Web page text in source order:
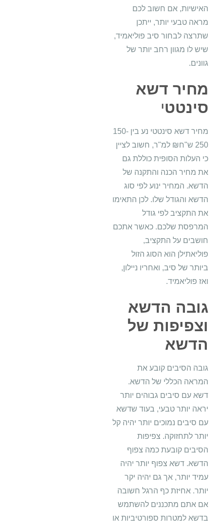
האישיות, אם חשוב לכם
מראה טבעי יותר, ייתכן
שתרצה לבחור סיב פוליאמיד,
שיש לו מגוון רחב יותר של
גוונים.
מחיר דשא
סינטטי
מחיר דשא סינטטי נע בין 150-
250 ש"ח₪ למ"ר, חשוב לציין
כי העלות הסופית כוללת גם
את מחיר הכנה והתקנה של
הדשא. המחיר ינוע לפי סוג
הדשא והגודל שלו. לכן התאימו
את התקציב לפי גודל
המרפסת שלכם. כאשר אתכם
חושבים על התקציב,
פוליאתילן הוא הסוג הזול
ביותר של סיב, ואחריו ניילון,
ואז פוליאמיד.
גובה הדשא
וצפיפות של
הדשא
גובה הסיבים קובע את
המראה הכללי של הדשא.
דשא עם סיבים גבוהים יותר
יראה יותר טבעי, בעוד שדשא
עם סיבים נמוכים יותר יהיה קל
יותר לתחזוקה. צפיפות
הסיבים קובעת כמה צפוף
הדשא. דשא צפוף יותר יהיה
עמיד יותר, אך גם יהיה יקר
יותר. אחיזת כף הרגל חשובה
אם אתם מתכננים להשתמש
בדשא למטרות ספורטיביות או